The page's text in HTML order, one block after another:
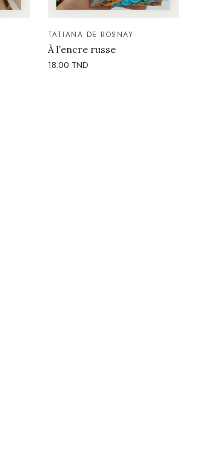
TATIANA DE ROSNAY
À l’encre russe
18.00 TND